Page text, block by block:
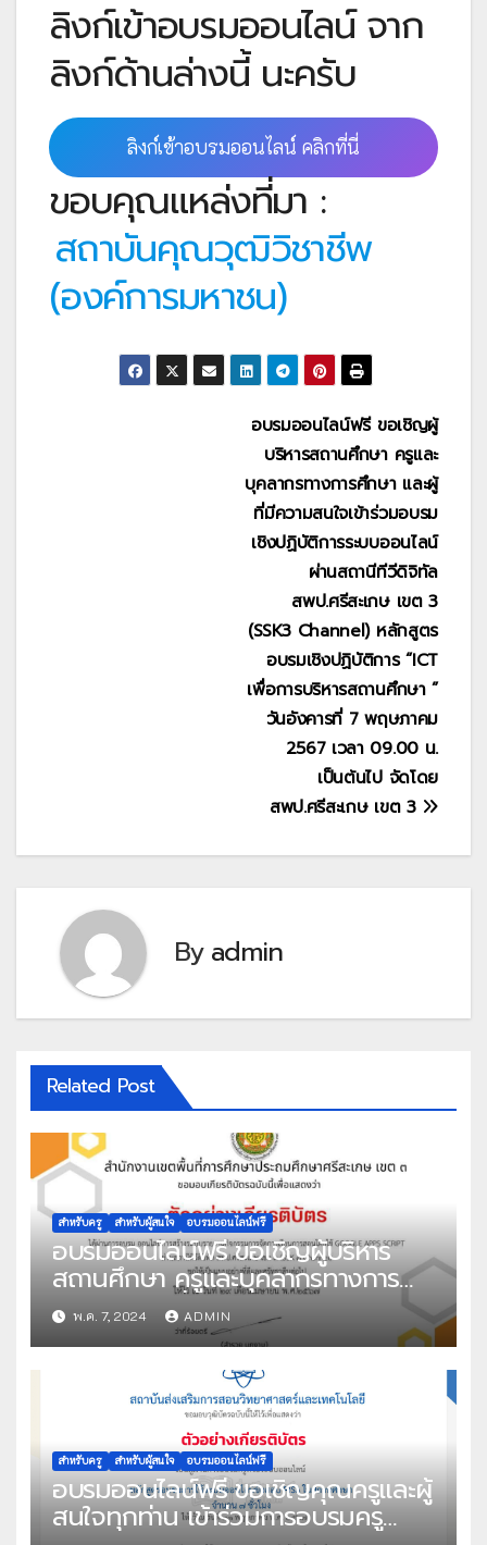
ลิงก์เข้าอบรมออนไลน์ จาก
ลิงก์ด้านล่างนี้ นะครับ
ลิงก์เข้าอบรมออนไลน์ คลิกที่นี่
ขอบคุณแหล่งที่มา :
สถาบันคุณวุฒิวิชาชีพ
(องค์การมหาชน)
อบรมออนไลน์ฟรี ขอเชิญผู้
บริหารสถานศึกษา ครูและ
บุคลากรทางการศึกษา และผู้
ที่มีความสนใจเข้าร่วมอบรม
เชิงปฏิบัติการระบบออนไลน์
ผ่านสถานีทีวีดิจิทัล
สพป.ศรีสะเกษ เขต 3
(SSK3 Channel) หลักสูตร
อบรมเชิงปฏิบัติการ “ICT
เพื่อการบริหารสถานศึกษา ”
วันอังคารที่ 7 พฤษภาคม
2567 เวลา 09.00 น.
เป็นต้นไป จัดโดย
สพป.ศรีสะเกษ เขต 3
Byadmin
Related Post
สำหรับครู สำหรับผู้สนใจ อบรมออนไลน์ฟรี
อบรมออนไลน์ฟรี ขอเชิญผู้บริหาร
สถานศึกษา ครูและบุคลากรทางการ
ศึกษา และผู้ที่มีความสนใจเข้าร่วม
อบรมเชิงปฏิบัติการระบบออนไลน์ ผ่าน
สถานีทีวีดิจิทัล สพป.ศรีสะเกษ เขต 3
(SSK3 Channel) หลักสูตร อบรมเชิง
ปฏิบัติการ “ICT เพื่อการบริหารสถาน
ศึกษา ” วันอังคารที่ 7 พฤษภาคม
2567 เวลา 09.00 น. เป็นต้นไป จัด
โดย สพป.ศรีสะเกษ เขต 3
พ.ค. 7, 2024 ADMIN
สำหรับครู สำหรับผู้สนใจ อบรมออนไลน์ฟรี
อบรมออนไลน์ฟรี ขอเชิญคุณครูและผู้
สนใจทุกท่าน เข้าร่วมการอบรมครู